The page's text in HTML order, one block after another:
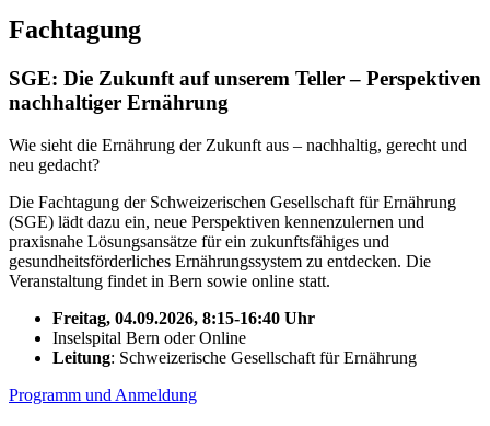
Fachtagung
SGE: Die Zukunft auf unserem Teller – Perspektiven
nachhaltiger Ernährung
Wie sieht die Ernährung der Zukunft aus – nachhaltig, gerecht und
neu gedacht?
Die Fachtagung der Schweizerischen Gesellschaft für Ernährung
(SGE) lädt dazu ein, neue Perspektiven kennenzulernen und
praxisnahe Lösungsansätze für ein zukunftsfähiges und
gesundheitsförderliches Ernährungssystem zu entdecken. Die
Veranstaltung findet in Bern sowie online statt.
Freitag, 04.09.2026, 8:15-16:40 Uhr
Inselspital Bern oder Online
Leitung: Schweizerische Gesellschaft für Ernährung
Programm und Anmeldung